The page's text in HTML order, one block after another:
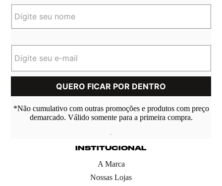
*Não cumulativo com outras promoções e produtos com preço
demarcado. Válido somente para a primeira compra.
INSTITUCIONAL
A Marca
Nossas Lojas